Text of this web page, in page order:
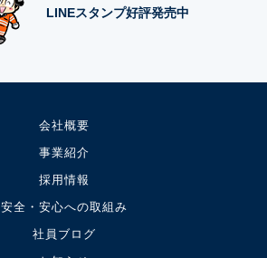
LINEスタンプ好評発売中
会社概要
事業紹介
採用情報
安全・安心への取組み
社員ブログ